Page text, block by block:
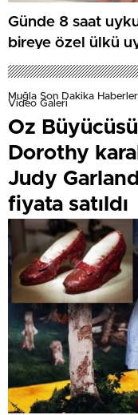
Günde 8 saat
bireye özel ülkü
açıkladı
Muğla Son Dakika
Video Galeri
Oz
Dorothy
Judy
fiyata satıldı